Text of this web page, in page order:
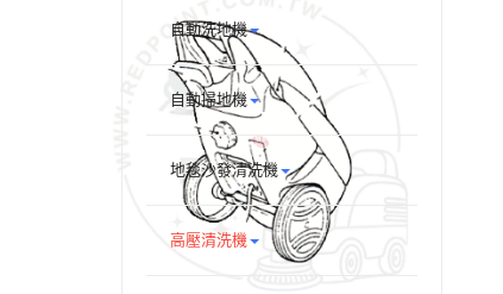
自動洗地機
自動掃地機
地毯沙發清洗機
高壓清洗機